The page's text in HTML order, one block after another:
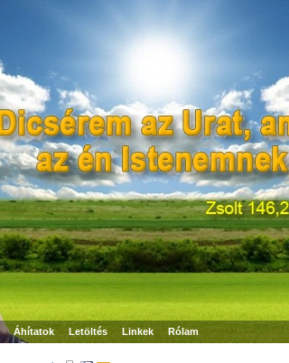
Áhítatok Letöltés Linkek Rólam